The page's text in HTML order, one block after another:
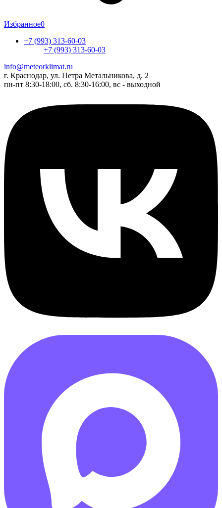
Избранное0
+7 (993) 313-60-03
+7 (993) 313-60-03
info@meteorklimat.ru
г. Краснодар, ул. Петра Метальникова, д. 2
пн-пт 8:30-18:00, сб. 8:30-16:00, вс - выходной